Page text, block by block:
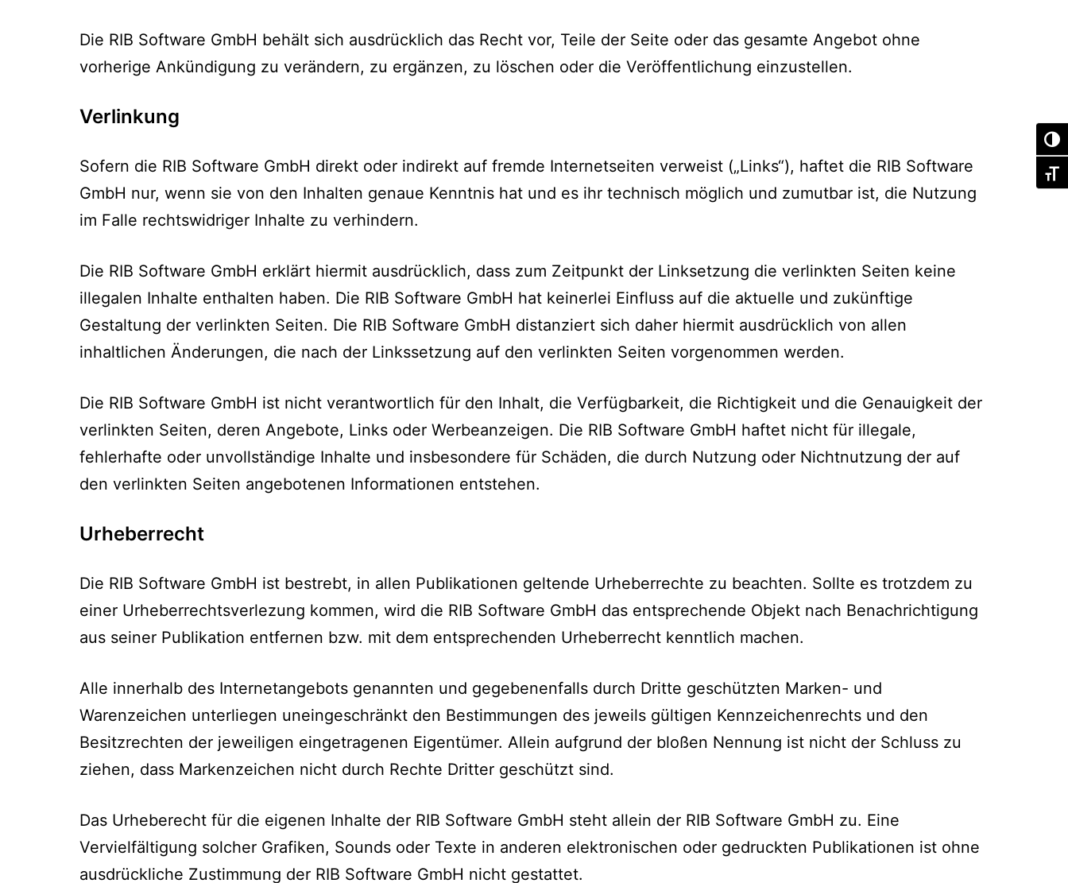
Die RIB Software GmbH behält sich ausdrücklich das Recht vor, Teile der Seite oder das gesamte Angebot ohne
vorherige Ankündigung zu verändern, zu ergänzen, zu löschen oder die Veröffentlichung einzustellen.
Verlinkung
Sofern die RIB Software GmbH direkt oder indirekt auf fremde Internetseiten verweist („Links“), haftet die RIB Software
GmbH nur, wenn sie von den Inhalten genaue Kenntnis hat und es ihr technisch möglich und zumutbar ist, die Nutzung
im Falle rechtswidriger Inhalte zu verhindern.
Die RIB Software GmbH erklärt hiermit ausdrücklich, dass zum Zeitpunkt der Linksetzung die verlinkten Seiten keine
illegalen Inhalte enthalten haben. Die RIB Software GmbH hat keinerlei Einfluss auf die aktuelle und zukünftige
Gestaltung der verlinkten Seiten. Die RIB Software GmbH distanziert sich daher hiermit ausdrücklich von allen
inhaltlichen Änderungen, die nach der Linkssetzung auf den verlinkten Seiten vorgenommen werden.
Die RIB Software GmbH ist nicht verantwortlich für den Inhalt, die Verfügbarkeit, die Richtigkeit und die Genauigkeit der
verlinkten Seiten, deren Angebote, Links oder Werbeanzeigen. Die RIB Software GmbH haftet nicht für illegale,
fehlerhafte oder unvollständige Inhalte und insbesondere für Schäden, die durch Nutzung oder Nichtnutzung der auf
den verlinkten Seiten angebotenen Informationen entstehen.
Urheberrecht
Die RIB Software GmbH ist bestrebt, in allen Publikationen geltende Urheberrechte zu beachten. Sollte es trotzdem zu
einer Urheberrechtsverlezung kommen, wird die RIB Software GmbH das entsprechende Objekt nach Benachrichtigung
aus seiner Publikation entfernen bzw. mit dem entsprechenden Urheberrecht kenntlich machen.
Alle innerhalb des Internetangebots genannten und gegebenenfalls durch Dritte geschützten Marken- und
Warenzeichen unterliegen uneingeschränkt den Bestimmungen des jeweils gültigen Kennzeichenrechts und den
Besitzrechten der jeweiligen eingetragenen Eigentümer. Allein aufgrund der bloßen Nennung ist nicht der Schluss zu
ziehen, dass Markenzeichen nicht durch Rechte Dritter geschützt sind.
Das Urheberecht für die eigenen Inhalte der RIB Software GmbH steht allein der RIB Software GmbH zu. Eine
Vervielfältigung solcher Grafiken, Sounds oder Texte in anderen elektronischen oder gedruckten Publikationen ist ohne
ausdrückliche Zustimmung der RIB Software GmbH nicht gestattet.